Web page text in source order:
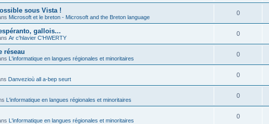
sous Vista !
Microsoft et le breton - Microsoft and the Breton language
0
gallois...
Ar c'hlavier C'HWERTY
0
réseau
L'informatique en langues régionales et minoritaires
0
Danvezioù all a-bep seurt
0
L'informatique en langues régionales et minoritaires
0
L'informatique en langues régionales et minoritaires
0